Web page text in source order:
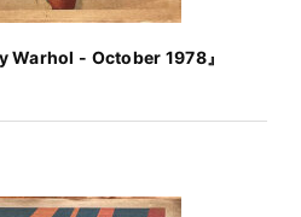
Warhol - October 1978』